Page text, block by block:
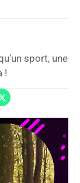
sport, une
!